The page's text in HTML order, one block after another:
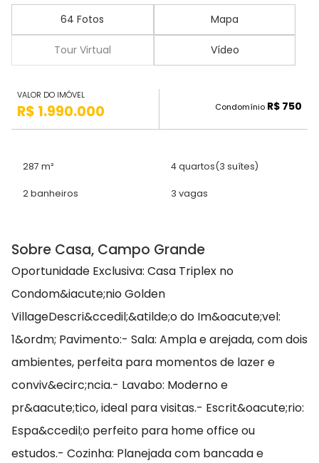
64 Fotos Mapa
Tour Virtual Vídeo
VALOR DO IMÓVEL
R$ 1.990.000 Condomínio R$ 750
287 m² 4 quartos(3 suítes)
2 banheiros 3 vagas
Sobre Casa, Campo Grande
Oportunidade Exclusiva: Casa Triplex no
Condom&iacute;nio Golden
VillageDescri&ccedil;&atilde;o do Im&oacute;vel:
1&ordm; Pavimento:- Sala: Ampla e arejada, com dois
ambientes, perfeita para momentos de lazer e
conviv&ecirc;ncia.- Lavabo: Moderno e
pr&aacute;tico, ideal para visitas.- Escrit&oacute;rio:
Espa&ccedil;o perfeito para home office ou
estudos.- Cozinha: Planejada com bancada e